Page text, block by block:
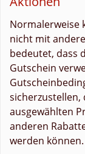
Normalerweise
nicht mit
bedeutet, dass
Gutschein
sicherzustellen,
ausgewählten
anderen
werden können.